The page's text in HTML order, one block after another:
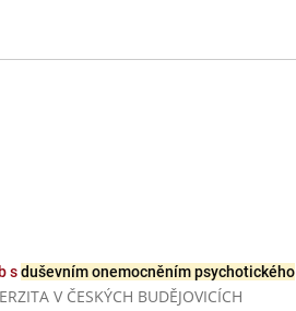
sduševním onemocněním psychotického
V ČESKÝCH BUDĚJOVICÍCH